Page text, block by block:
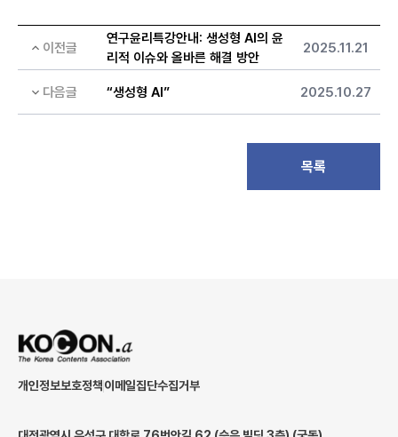
이전글
연구윤리특강안내: 생성형 AI의 윤
리적 이슈와 올바른 해결 방안
2025.11.21
다음글 “생성형 AI” 2025.10.27
목록
개인정보보호정책이메일집단수집거부